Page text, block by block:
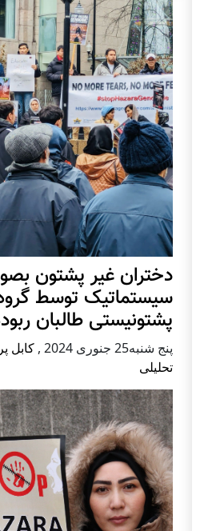
دختران غیر پشتون
سیستماتیک توسط
پشتونیستی طالبان
پنج شنبه25 جنوری 2024 , کابل
تحلیلی